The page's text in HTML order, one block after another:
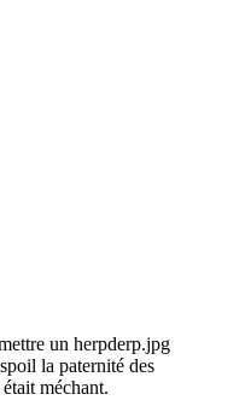
un herpderp.jpg
la paternité des
méchant.